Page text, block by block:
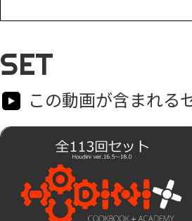
SET
この動画が含まれる